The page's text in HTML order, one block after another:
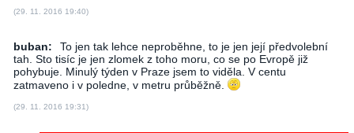
(29. 11. 2016 19:40)
buban:
To jen tak lehce neproběhne, to je jen její předvolební
tah. Sto tisíc je jen zlomek z toho moru, co se po Evropě již
pohybuje. Minulý týden v Praze jsem to viděla. V centu
zatmaveno i v poledne, v metru průběžně.
(29. 11. 2016 19:31)